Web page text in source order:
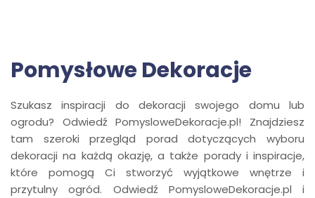
Pomysłowe Dekoracje
Szukasz inspiracji do dekoracji swojego domu lub
ogrodu? Odwiedź PomysloweDekoracje.pl! Znajdziesz
tam szeroki przegląd porad dotyczących wyboru
dekoracji na każdą okazję, a także porady i inspiracje,
które pomogą Ci stworzyć wyjątkowe wnętrze i
przytulny ogród. Odwiedź PomysloweDekoracje.pl i